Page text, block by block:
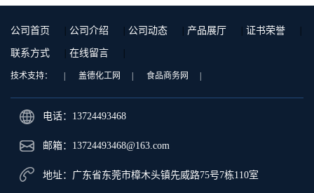
公司首页 公司介绍 公司动态 产品展厅 证书荣誉
联系方式 在线留言
技术支持： 盖德化工网 食品商务网
电话：13724493468
邮箱： 13724493468@163.com
地址：广东省东莞市樟木头镇先威路75号7栋110室